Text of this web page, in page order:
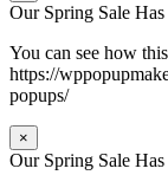
Our Spring Sale Has
You can see how
https://
popups/
×
Our Spring Sale Has